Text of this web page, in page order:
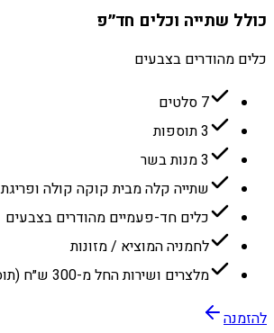
כולל שתייה וכלים חד״פ
כלים מהודרים בצבעים
7 סלטים
3 תוספות
3 מנות בשר
שתייה קלה מבית קוקה קולה ופריגת
כלים חד-פעמיים מהודרים בצבעים
לחמניה המוציא / מזונות
מלצרים ושירות החל מ-300 ש״ח (תוספת)
להזמנה